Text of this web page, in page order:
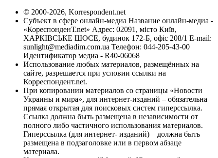
© 2000-2026, Korrespondent.net
Субъект в сфере онлайн-медиа Название онлайн-медиа -
«КореспонденТ.net» Адрес: 02091, місто Київ,
ХАРКІВСЬКЕ ШОСЕ, будинок 172-Б, офіс 208/1 E-mail:
sunlight@mediadim.com.ua Телефон: 044-205-43-00
Идентификатор медиа - R40-06068
Использование любых материалов, размещённых на
сайте, разрешается при условии ссылки на
Корреспондент.net.
При копировании материалов со страницы «Новости
Украины и мира», для интернет-изданий – обязательна
прямая открытая для поисковых систем гиперссылка.
Ссылка должна быть размещена в независимости от
полного либо частичного использования материалов.
Гиперссылка (для интернет- изданий) – должна быть
размещена в подзаголовке или в первом абзаце
материала.